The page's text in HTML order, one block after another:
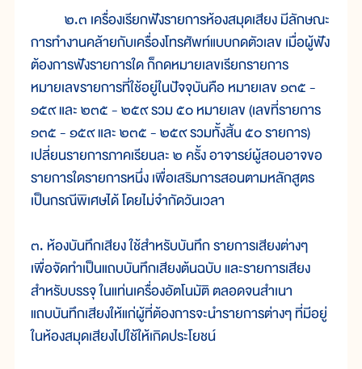
๒.๓ เครื่องเรียกฟังรายการห้องสมุดเสียง มีลักษณะ
การทำงานคล้ายกับเครื่องโทรศัพท์แบบกดตัวเลข เมื่อผู้ฟัง
ต้องการฟังรายการใด ก็กดหมายเลขเรียกรายการ
หมายเลขรายการที่ใช้อยู่ในปัจจุบันคือ หมายเลข ๑๓๕ -
๑๕๙ และ ๒๓๕ - ๒๕๙ รวม ๕๐ หมายเลข (เลขที่รายการ
๑๓๕ - ๑๕๙ และ ๒๓๕ - ๒๕๙ รวมทั้งสิ้น ๕๐ รายการ)
เปลี่ยนรายการภาคเรียนละ ๒ ครั้ง อาจารย์ผู้สอนอาจขอ
รายการใดรายการหนึ่ง เพื่อเสริมการสอนตามหลักสูตร
เป็นกรณีพิเศษได้ โดยไม่จำกัดวันเวลา
๓. ห้องบันทึกเสียง ใช้สำหรับบันทึก รายการเสียงต่างๆ
เพื่อจัดทำเป็นแถบบันทึกเสียงต้นฉบับ และรายการเสียง
สำหรับบรรจุ ในแท่นเครื่องอัตโนมัติ ตลอดจนสำเนา
แถบบันทึกเสียงให้แก่ผู้ที่ต้องการจะนำรายการต่างๆ ที่มีอยู่
ในห้องสมุดเสียงไปใช้ให้เกิดประโยชน์